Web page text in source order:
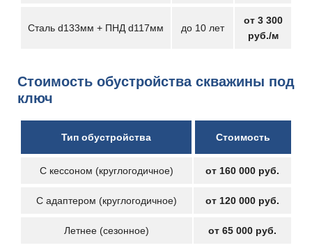
Сталь d133мм + ПНД d117мм до 10 лет
от 3 300
руб./м
Стоимость обустройства скважины под
ключ
Тип обустройства Стоимость
С кессоном (круглогодичное) от 160 000 руб.
С адаптером (круглогодичное) от 120 000 руб.
Летнее (сезонное) от 65 000 руб.